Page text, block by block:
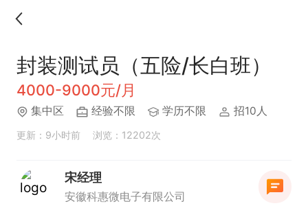
封装测试员（五险/长白班）
4000-9000元/月
集中区 经验不限 学历不限 招10人
更新：9小时前 浏览：12202次
宋经理
安徽科惠微电子有限公司